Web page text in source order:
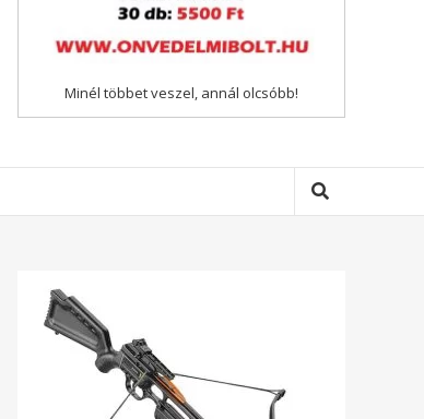
Minél többet veszel, annál olcsóbb!